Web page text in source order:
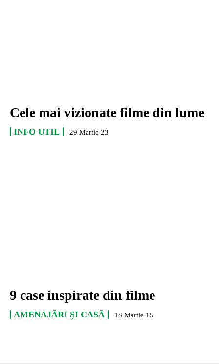
Cele mai vizionate filme din lume
INFO UTIL 29 Martie 23
9 case inspirate din filme
AMENAJĂRI ȘI CASĂ 18 Martie 15